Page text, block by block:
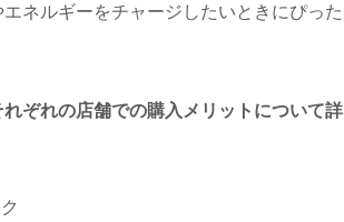
ネルギーをチャージしたいときにぴった
ぞれの店舗での購入メリットについて詳